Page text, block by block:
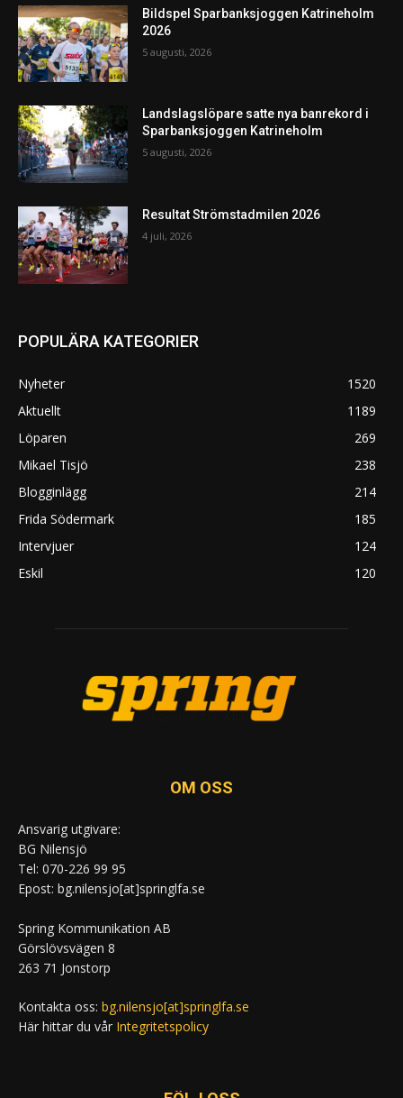
Bildspel Sparbanksjoggen Katrineholm
2026
5 augusti, 2026
Landslagslöpare satte nya banrekord i
Sparbanksjoggen Katrineholm
5 augusti, 2026
Resultat Strömstadmilen 2026
4 juli, 2026
POPULÄRA KATEGORIER
Nyheter
1520
Aktuellt
1189
Löparen
269
Mikael Tisjö
238
Blogginlägg
214
Frida Södermark
185
Intervjuer
124
Eskil
120
OM OSS
Ansvarig utgivare:
BG Nilensjö
Tel: 070-226 99 95
Epost: bg.nilensjo[at]springlfa.se
Spring Kommunikation AB
Görslövsvägen 8
263 71 Jonstorp
Kontakta oss: bg.nilensjo[at]springlfa.se
Här hittar du vår Integritetspolicy